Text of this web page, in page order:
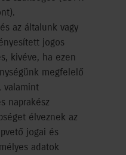
az általunk vagy
jogos
kivéve, ha ezen
megfelelő
valamint
naprakész
élveznek az
jogai és
adatok